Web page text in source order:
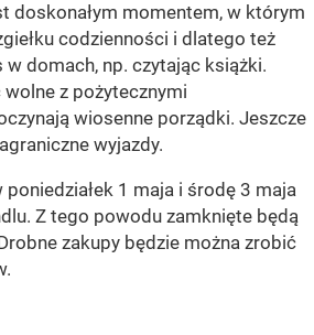
doskonałym momentem, w którym
codzienności i dlatego też
domach, np. czytając książki.
wolne z pożytecznymi
wiosenne porządki. Jeszcze
wyjazdy.
poniedziałek 1 maja i środę 3 maja
Z tego powodu zamknięte będą
zakupy będzie można zrobić